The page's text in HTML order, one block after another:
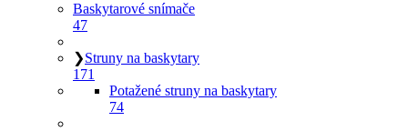
Baskytarové snímače
47
❯Struny na baskytary
171
Potažené struny na baskytary
74